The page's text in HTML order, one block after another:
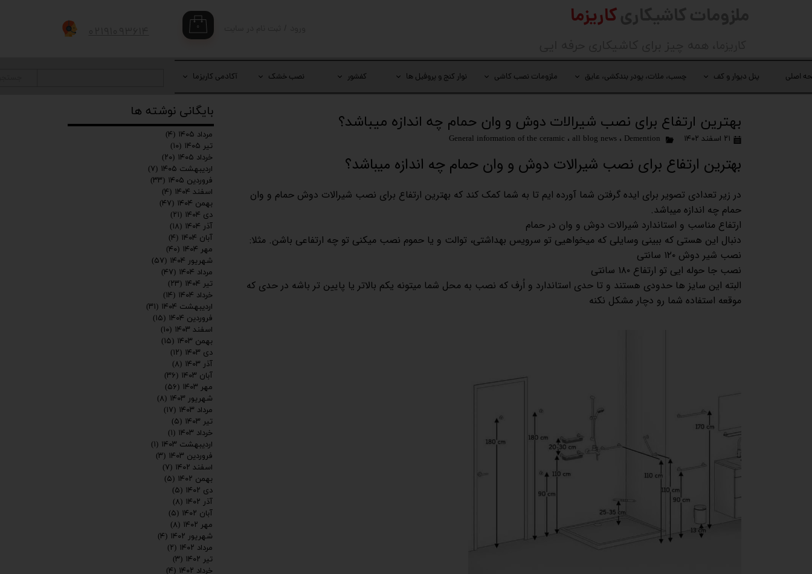
۰
تغییر گذر واژه
سفارشات
کاریزما
اصلی پنل دیوار و کف چسب، ملات، پودر بندکشی، عایق ملزومات نصب کاشی نوار کنج و پروفیل ها کفشور نصب خشک آکادمی کاریزما
بهترین ارتفاع برای نصب شیرالات دوش و وان حمام چه اندازه میباشد؟
۲۱ اسفند ۱۴۰۲ General information of the ceramic ، all blog news، Demention
بهترین ارتفاع برای نصب شیرالات دوش و وان حمام چه اندازه میباشد؟
در زیر تعدادی تصویر برای ایده گرفتن شما آورده ایم تا به شما کمک کند که بهترین ارتفاع برای نصب شیرالات دوش حمام و وان
حمام چه اندازه میباشد.
ارتفاع مناسب و استاندارد شیرالات دوش و وان در حمام
دنبال این هستی که ببینی وسایلی که میخواهیی تو سرویس بهداشتی، توالت و یا حموم نصب میکنی تو چه ارتفاعی باشن. مثلا:
نصب شیر دوش ۱۲۰ سانتی
نصب جا حوله ایی تو ارتفاع ۱۸۰ سانتی
البته این سایز ها حدودی هستند و تا حدی استاندارد و اُرف که نصب به محل شما میتونه یکم بالاتر یا پایین تر باشه در حدی که
موقعه استفاده شما رو دچار مشکل نکنه
بایگانی نوشته ها
مرداد ۱۴۰۵
(۴)
تیر ۱۴۰۵
(۱۰)
خرداد ۱۴۰۵
(۲۰)
اردیبهشت ۱۴۰۵
(۷)
فروردین ۱۴۰۵
(۳۳)
اسفند ۱۴۰۴
(۴)
بهمن ۱۴۰۴
(۴۷)
دی ۱۴۰۴
(۲۱)
آذر ۱۴۰۴
(۱۸)
آبان ۱۴۰۴
(۴)
مهر ۱۴۰۴
(۴۰)
شهریور ۱۴۰۴
(۵۷)
مرداد ۱۴۰۴
(۴۷)
تیر ۱۴۰۴
(۲۳)
خرداد ۱۴۰۴
(۱۴)
اردیبهشت ۱۴۰۴
(۳۱)
فروردین ۱۴۰۴
(۱۵)
اسفند ۱۴۰۳
(۱۰)
بهمن ۱۴۰۳
(۱۵)
دی ۱۴۰۳
(۱۲)
آذر ۱۴۰۳
(۸)
آبان ۱۴۰۳
(۳۶)
مهر ۱۴۰۳
(۵۶)
شهریور ۱۴۰۳
(۸)
مرداد ۱۴۰۳
(۱۷)
تیر ۱۴۰۳
(۵)
خرداد ۱۴۰۳
(۱)
اردیبهشت ۱۴۰۳
(۱)
فروردین ۱۴۰۳
(۳)
اسفند ۱۴۰۲
(۷)
بهمن ۱۴۰۲
(۵)
دی ۱۴۰۲
(۵)
آذر ۱۴۰۲
(۸)
آبان ۱۴۰۲
(۵)
مهر ۱۴۰۲
(۸)
شهریور ۱۴۰۲
(۴)
مرداد ۱۴۰۲
(۲)
تیر ۱۴۰۲
(۳)
خرداد ۱۴۰۲
(۴)